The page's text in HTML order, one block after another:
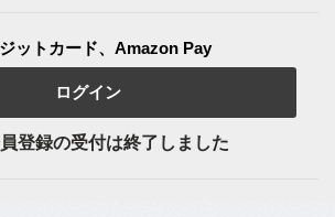
ットカード、Amazon Pay
ログイン
登録の受付は終了しました